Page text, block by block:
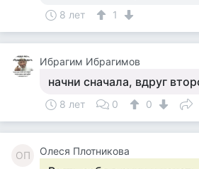
8 лет 1
Ибрагим Ибрагимов
начни сначала, вдруг
8 лет 0 0
ОП Олеся Плотникова